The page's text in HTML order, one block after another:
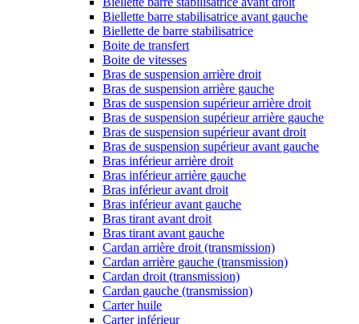
Biellette barre stabilisatrice avant gauche
Biellette de barre stabilisatrice
Boite de transfert
Boite de vitesses
Bras de suspension arrière droit
Bras de suspension arrière gauche
Bras de suspension supérieur arrière droit
Bras de suspension supérieur arrière gauche
Bras de suspension supérieur avant droit
Bras de suspension supérieur avant gauche
Bras inférieur arrière droit
Bras inférieur arrière gauche
Bras inférieur avant droit
Bras inférieur avant gauche
Bras tirant avant droit
Bras tirant avant gauche
Cardan arrière droit (transmission)
Cardan arrière gauche (transmission)
Cardan droit (transmission)
Cardan gauche (transmission)
Carter huile
Carter inférieur